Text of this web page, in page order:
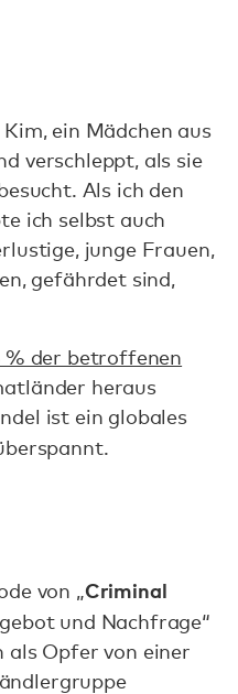
ein Mädchen aus
verschleppt, als sie
Als ich den
ich selbst auch
junge Frauen,
gefährdet sind,
% der betroffenen
heraus
ist ein globales
von „Criminal
und Nachfrage“
als Opfer von einer